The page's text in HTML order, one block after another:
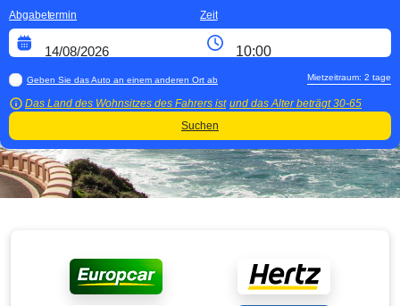
Abgabetermin Zeit
Geben Sie das Auto an einem anderen Ort ab
Das Land des Wohnsitzes des Fahrers ist und das Alter beträgt30-65
Mietzeitraum: 2 tage
Suchen